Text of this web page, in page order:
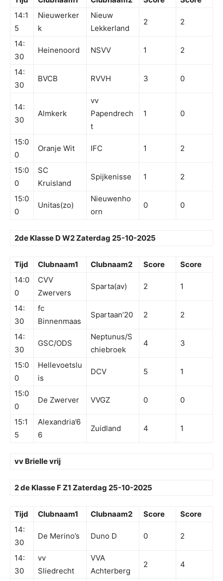
14:1
5
Nieuwerker
k
Nieuw
Lekkerland
2 2
14:
30
Heinenoord NSVV 1 2
14:
30
BVCB RVVH 3 0
14:
30
Almkerk
vv
Papendrech
t
1 0
15:0
0
Oranje Wit IFC 1 2
15:0
0
SC
Kruisland
Spijkenisse 1 2
15:0
0
Unitas(zo)
Nieuwenho
orn
0 0
2de Klasse D W2 Zaterdag 25-10-2025
Tijd Clubnaam1 Clubnaam2 Score
Score
14:0
0
CVV
Zwervers
Sparta(av) 2 1
14:
30
fc
Binnenmaas
Spartaan’20 2 2
14:
30
GSC/ODS
Neptunus/S
chiebroek
4 3
15:0
0
Hellevoetslu
is
DCV 5 1
15:0
0
De Zwerver VVGZ 0 0
15:1
5
Alexandria’6
6
Zuidland 4 1
vv Brielle vrij
2 de Klasse F Z1 Zaterdag 25-10-2025
Tijd Clubnaam1 Clubnaam2 Score
Score
14:
30
De Merino’s Duno D 0 2
14:
30
vv
Sliedrecht
VVA
Achterberg
2 4